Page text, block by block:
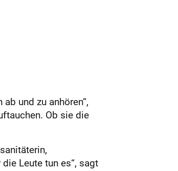
und zu anhören“,
Ob sie die
Leute tun es“, sagt